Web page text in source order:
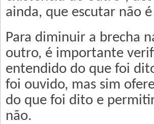
ainda, que escutar não
Para diminuir a brecha
outro, é importante
entendido do que foi
foi ouvido, mas sim
do que foi dito e
não.